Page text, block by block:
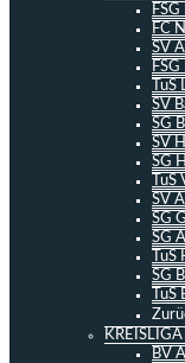
FSG
FC
SV
FSG
SV
SG
SV
SG
SV
SG
SG
TuS
SG
BV